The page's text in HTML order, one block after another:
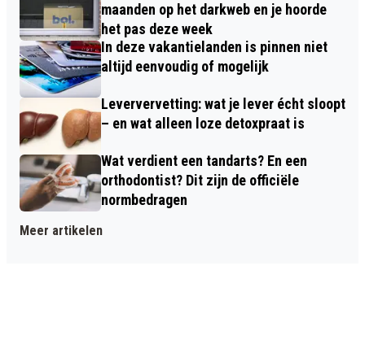
maanden op het darkweb en je hoorde
het pas deze week
In deze vakantielanden is pinnen niet
altijd eenvoudig of mogelijk
Leververvetting: wat je lever écht sloopt
– en wat alleen loze detoxpraat is
Wat verdient een tandarts? En een
orthodontist? Dit zijn de officiële
normbedragen
Meer artikelen